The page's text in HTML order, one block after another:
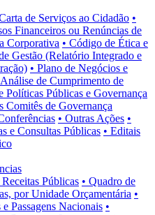
de Serviços ao Cidadão •
Financeiros ou Renúncias de
Corporativa • Código de Ética e
Gestão (Relatório Integrado e
• Plano de Negócios e
de Cumprimento de
Políticas Públicas e Governança
Comitês de Governança
• Outras Ações •
e Consultas Públicas • Editais
Receitas Públicas • Quadro de
por Unidade Orçamentária •
Passagens Nacionais •